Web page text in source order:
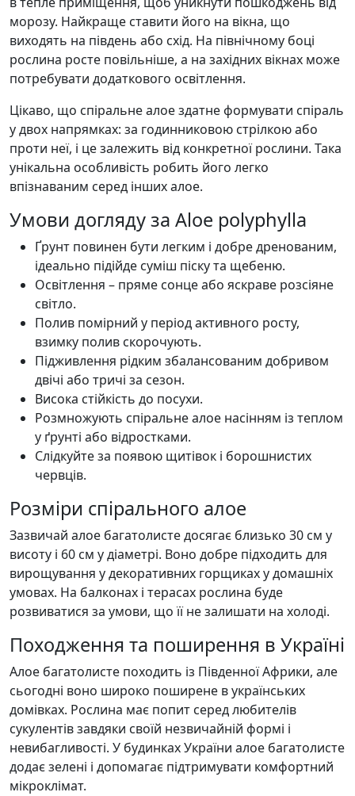
морозу. Найкраще ставити його на вікна, що
виходять на південь або схід. На північному боці
рослина росте повільніше, а на західних вікнах може
потребувати додаткового освітлення.
Цікаво, що спіральне алое здатне формувати спіраль
у двох напрямках: за годинниковою стрілкою або
проти неї, і це залежить від конкретної рослини. Така
унікальна особливість робить його легко
впізнаваним серед інших алое.
Умови догляду за Aloe polyphylla
Ґрунт повинен бути легким і добре дренованим,
ідеально підійде суміш піску та щебеню.
Освітлення – пряме сонце або яскраве розсіяне
світло.
Полив помірний у період активного росту,
взимку полив скорочують.
Підживлення рідким збалансованим добривом
двічі або тричі за сезон.
Висока стійкість до посухи.
Розмножують спіральне алое насінням із теплом
у ґрунті або відростками.
Слідкуйте за появою щитівок і борошнистих
червців.
Розміри спірального алое
Зазвичай алое багатолисте досягає близько 30 см у
висоту і 60 см у діаметрі. Воно добре підходить для
вирощування у декоративних горщиках у домашніх
умовах. На балконах і терасах рослина буде
розвиватися за умови, що її не залишати на холоді.
Походження та поширення в Україні
Алое багатолисте походить із Південної Африки, але
сьогодні воно широко поширене в українських
домівках. Рослина має попит серед любителів
сукулентів завдяки своїй незвичайній формі і
невибагливості. У будинках України алое багатолисте
додає зелені і допомагає підтримувати комфортний
мікроклімат.